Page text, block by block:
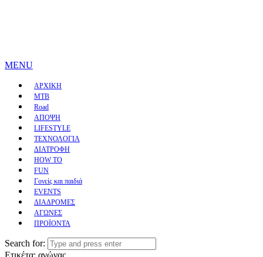
MENU
ΑΡΧΙΚΗ
MTB
Road
ΑΠΟΨΗ
LIFESTYLE
ΤΕΧΝΟΛΟΓΙΑ
ΔΙΑΤΡΟΦΗ
HOW TO
FUN
Γονείς και παιδιά
EVENTS
ΔΙΑΔΡΟΜΕΣ
ΑΓΩΝΕΣ
ΠΡΟΪΟΝΤΑ
Search for:
Ετικέτα: αγώνας